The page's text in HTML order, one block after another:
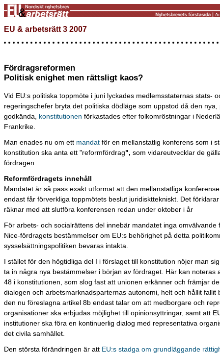
EU & arbetsrätt 3 2007
Fördragsreformen
Politisk enighet men rättsligt kaos?
Vid EU:s politiska toppmöte i juni lyckades medlemsstaternas stats-
regeringschefer bryta det politiska dödläge som uppstod då den nya,
godkända, konstitutionen förkastades efter folkomröstningar i
Frankrike.
Man enades nu om ett mandat för en mellanstatlig konferens som i
konstitution ska anta ett "reformfördrag", som vidareutvecklar de
fördragen.
Reformfördragets innehåll
Mandatet är så pass exakt utformat att den mellanstatliga
endast får förverkliga toppmötets beslut juridiskttekniskt. Det
räknar med att slutföra konferensen redan under oktober i år
För arbets- och socialrättens del innebär mandatet inga omvälvande
Nice-fördragets bestämmelser om EU:s behörighet på detta
sysselsättningspolitiken bevaras intakta.
I stället för den högtidliga del I i förslaget till konstitution nöjer man
ta in några nya bestämmelser i början av fördraget. Här kan noteras
48 i konstitutionen, som slog fast att unionen erkänner och främjar
dialogen och arbetsmarknadsparternas autonomi, helt och hållit fallit
den nu föreslagna artikel 8b endast talar om att medborgare och
organisationer ska erbjudas möjlighet till opinionsyttringar, samt att
institutioner ska föra en kontinuerlig dialog med representativa
det civila samhället.
Den största förändringen är att EU:s stadga om grundläggande